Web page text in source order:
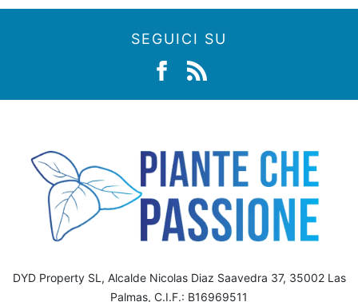
SEGUICI SU
DYD Property SL, Alcalde Nicolas Diaz Saavedra 37, 35002 Las
Palmas, C.I.F.: B16969511